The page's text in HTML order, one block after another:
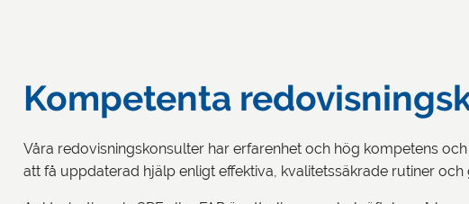
Kompetenta
Våra redovisningskonsulter har erfarenhet och hög kompetens
att få uppdaterad hjälp enligt effektiva, kvalitetssäkrade rutiner